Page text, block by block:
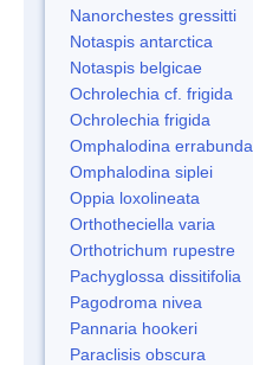
Nanorchestes gressitti
Notaspis antarctica
Notaspis belgicae
Ochrolechia cf. frigida
Ochrolechia frigida
Omphalodina errabunda
Omphalodina siplei
Oppia loxolineata
Orthotheciella varia
Orthotrichum rupestre
Pachyglossa dissitifolia
Pagodroma nivea
Pannaria hookeri
Paraclisis obscura